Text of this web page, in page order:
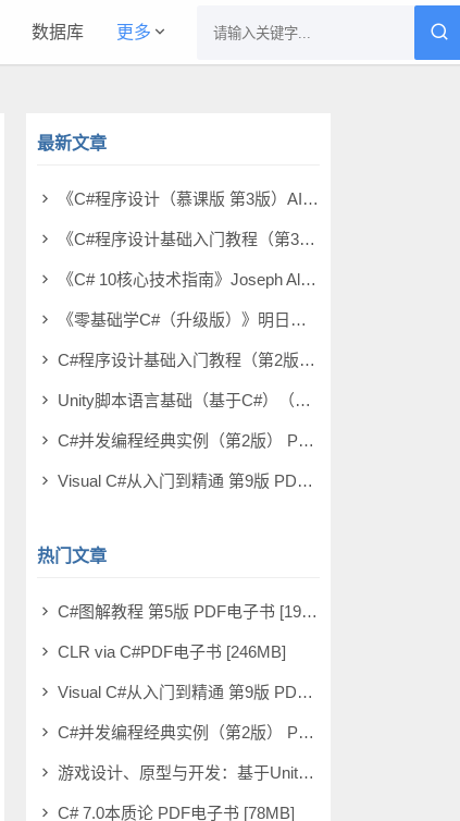
数据库 更多
最新文章
《C#程序设计（慕课版 第3版）AIGC高效编程》吕云山 pdf电子书[14MB]
《C#程序设计基础入门教程（第3版）》黑马程序员 pdf电子书[43MB]
《C# 10核心技术指南》Joseph Albahari pdf电子书[230MB]
《零基础学C#（升级版）》明日科技 pdf电子书[120MB]
C#程序设计基础入门教程（第2版） PDF电子书 [119MB]
Unity脚本语言基础（基于C#）（微课版） PDF电子书 [118MB]
C#并发编程经典实例（第2版） PDF电子书 [114MB]
Visual C#从入门到精通 第9版 PDF电子书 [331MB]
热门文章
C#图解教程 第5版 PDF电子书 [19MB]
CLR via C#PDF电子书 [246MB]
Visual C#从入门到精通 第9版 PDF电子书 [331MB]
C#并发编程经典实例（第2版） PDF电子书 [114MB]
游戏设计、原型与开发：基于Unity与C#从构思到实现（第2版）PDF电子书 [134MB]
C# 7.0本质论 PDF电子书 [78MB]